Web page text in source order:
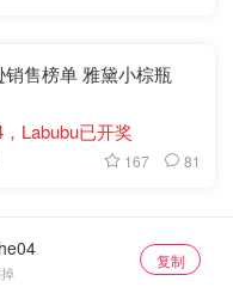
售榜单 雅黛小棕瓶
Labubu已开奖
167 81
复制